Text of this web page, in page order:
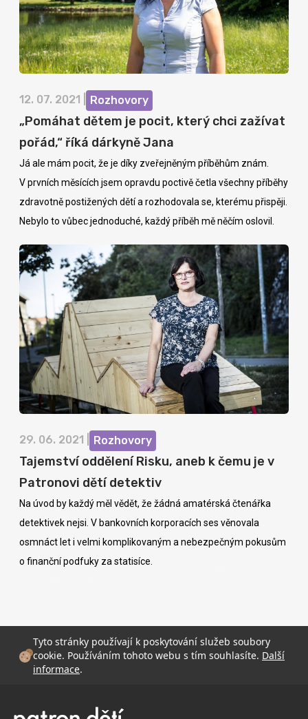
12. 07. 2021 | Rozhovory
„Pomáhat dětem je pocit, který chci zažívat
pořád,“ říká dárkyně Jana
Já ale mám pocit, že je díky zveřejněným příběhům znám.
V prvních měsících jsem opravdu poctivě četla všechny příběhy
zdravotně postižených dětí a rozhodovala se, kterému přispěji.
Nebylo to vůbec jednoduché, každý příběh mě něčím oslovil.
29. 06. 2021 | Rozhovory
Tajemství oddělení Risku, aneb k čemu je v
Patronovi dětí detektiv
Na úvod by každý měl vědět, že žádná amatérská čtenářka
detektivek nejsi. V bankovních korporacích ses věnovala
osmnáct let i velmi komplikovaným a nebezpečným pokusům
o finanční podfuky za statisíce.
Tyto stránky používají k poskytování služeb soubory
cookie. Používáním tohoto webu s tím souhlasíte. Další
informace.